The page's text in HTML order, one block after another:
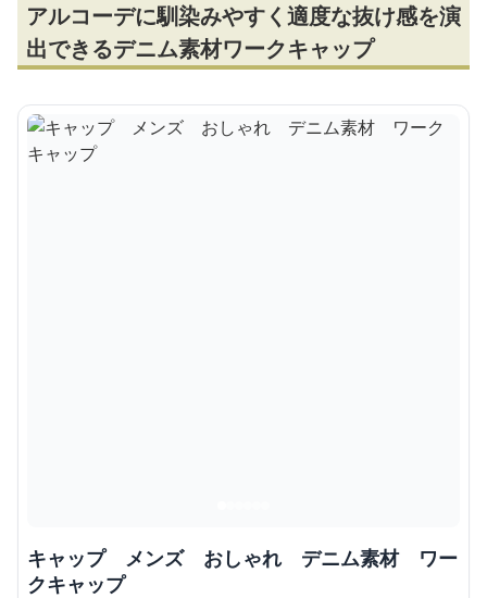
アルコーデに馴染みやすく適度な抜け感を演
出できるデニム素材ワークキャップ
キャップ メンズ おしゃれ デニム素材 ワー
クキャップ